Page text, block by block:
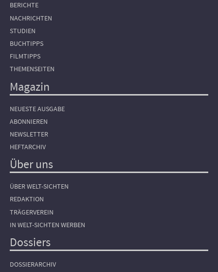
BERICHTE
NACHRICHTEN
STUDIEN
BUCHTIPPS
FILMTIPPS
THEMENSEITEN
Magazin
NEUESTE AUSGABE
ABONNIEREN
NEWSLETTER
HEFTARCHIV
Über uns
ÜBER WELT-SICHTEN
REDAKTION
TRÄGERVEREIN
IN WELT-SICHTEN WERBEN
Dossiers
DOSSIERARCHIV